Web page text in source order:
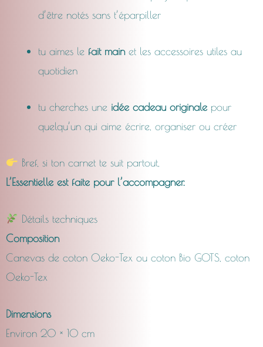
d’être notés sans t’éparpiller
tu aimes le fait mainet les accessoires utiles au
quotidien
tu cherches une idée cadeau originalepour
quelqu’un qui aime écrire, organiser ou créer
Bref, si ton carnet te suit partout,
L’Essentielle est faite pour l’accompagner.
Détails techniques
Composition
Canevas de coton Oeko-Tex ou coton Bio GOTS, coton
Oeko-Tex
Dimensions
Environ 20 × 10 cm